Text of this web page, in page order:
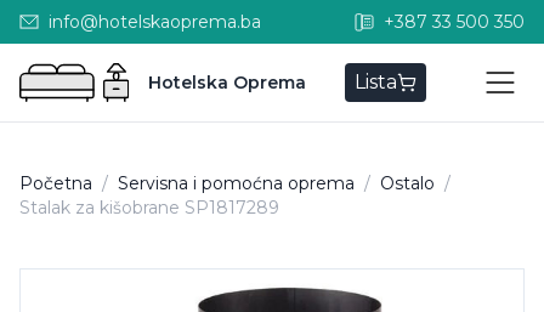
info@hotelskaoprema.ba +387 33 500 350
Hotelska Oprema Lista
Početna / Servisna i pomoćna oprema / Ostalo /
Stalak za kišobrane SP1817289